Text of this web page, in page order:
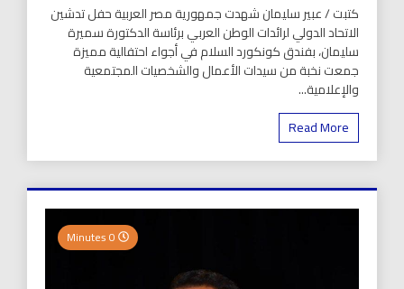
كتبت / عبير سليمان شهدت جمهورية مصر العربية حفل تدشين
الاتحاد الدولي لرائدات الوطن العربي برئاسة الدكتورة سميرة
سليمان، بفندق كونكورد السلام في أجواء احتفالية مميزة
جمعت نخبة من سيدات الأعمال والشخصيات المجتمعية
والإعلامية...
Read More